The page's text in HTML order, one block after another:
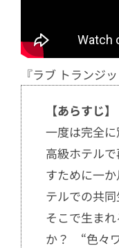
第2話ネタ
するデート
4.2Xとの
4.3 Ｘと
の記憶
5第3話ネタ
たな一歩を
5.1
マサ
『ラブ トランジ
【あらすじ】
一度は完全
高級ホテル
すために一
テルでの共
そこで生ま
か？ “色々